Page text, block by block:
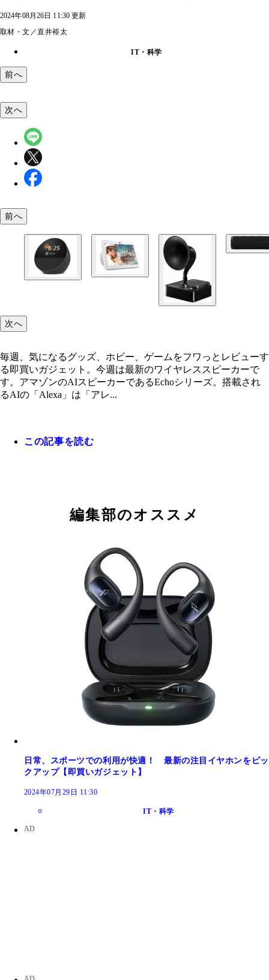
2024年08月26日 11:30 更新
取材・文／直井裕太
IT・科学
前へ
次へ
前へ
次へ
毎週、気になるグッズ、ホビー、ゲームをフワっとレビューす
る即買いガジェット。今週は最新のワイヤレススピーカーで
す。アマゾンのAIスピーカーであるEchoシリーズ。搭載され
るAIの「Alexa」は「アレ...
この記事を読む
編集部のオススメ
日常、スポーツでの利用が快適！ 最新の注目イヤホンをピッ
クアップ【即買いガジェット】
2024年07月29日 11:30
IT・科学